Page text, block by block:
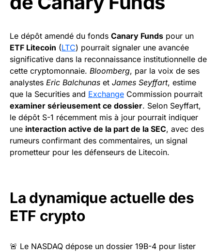
Le dépôt amendé du fonds Canary Funds pour un
ETF Litecoin (LTC) pourrait signaler une avancée
significative dans la reconnaissance institutionnelle de
cette cryptomonnaie. Bloomberg, par la voix de ses
analystes Eric Balchunas et James Seyffart, estime
que la Securities and Exchange Commission pourrait
examiner sérieusement ce dossier. Selon Seyffart,
le dépôt S-1 récemment mis à jour pourrait indiquer
une interaction active de la part de la SEC, avec des
rumeurs confirmant des commentaires, un signal
prometteur pour les défenseurs de Litecoin.
La dynamique actuelle des
ETF crypto
🚨 Le NASDAQ dépose un dossier 19B-4 pour lister